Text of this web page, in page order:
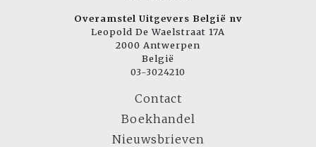
Overamstel Uitgevers België nv
Leopold De Waelstraat 17A
2000 Antwerpen
België
03-3024210
Contact
Boekhandel
Nieuwsbrieven